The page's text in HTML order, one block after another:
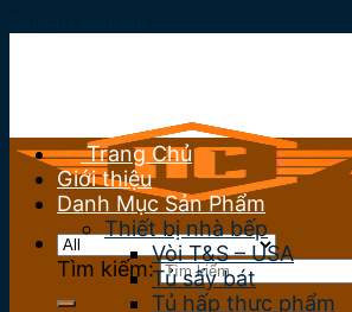
Tìm kiếm:
Trang Chủ
Giới thiệu
Danh Mục Sản Phẩm
Thiết bị nhà bếp
Vòi T&S – USA
Tủ sấy bát
Tủ hấp thực phẩm